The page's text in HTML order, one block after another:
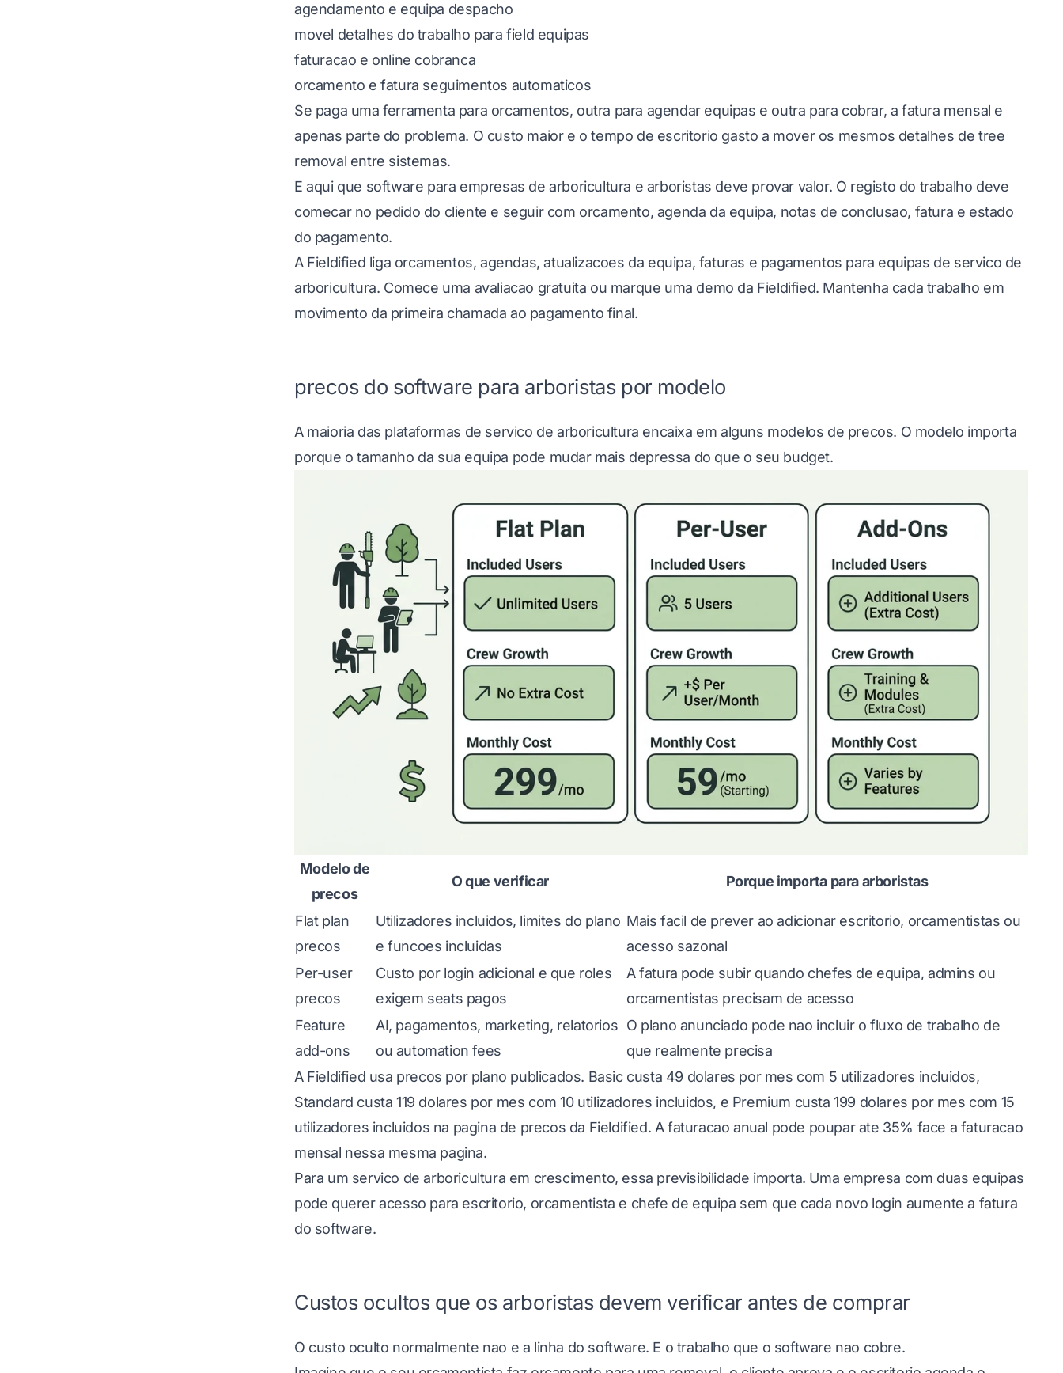
agendamento e equipa despacho
movel detalhes do trabalho para field equipas
faturacao e online cobranca
orcamento e fatura seguimentos automaticos
Se paga uma ferramenta para orcamentos, outra para agendar equipas e outra para cobrar, a fatura mensal e
apenas parte do problema. O custo maior e o tempo de escritorio gasto a mover os mesmos detalhes de tree
removal entre sistemas.
E aqui que software para empresas de arboricultura e arboristas deve provar valor. O registo do trabalho deve
comecar no pedido do cliente e seguir com orcamento, agenda da equipa, notas de conclusao, fatura e estado
do pagamento.
A Fieldified liga orcamentos, agendas, atualizacoes da equipa, faturas e pagamentos para equipas de servico de
arboricultura. Comece uma avaliacao gratuita ou marque uma demo da Fieldified. Mantenha cada trabalho em
movimento da primeira chamada ao pagamento final.
precos do software para arboristas por modelo
A maioria das plataformas de servico de arboricultura encaixa em alguns modelos de precos. O modelo importa
porque o tamanho da sua equipa pode mudar mais depressa do que o seu budget.
Modelo de
precos
O que verificar Porque importa para arboristas
Flat plan
precos
Utilizadores incluidos, limites do plano
e funcoes incluidas
Mais facil de prever ao adicionar escritorio, orcamentistas ou
acesso sazonal
Per-user
precos
Custo por login adicional e que roles
exigem seats pagos
A fatura pode subir quando chefes de equipa, admins ou
orcamentistas precisam de acesso
Feature
add-ons
AI, pagamentos, marketing, relatorios
ou automation fees
O plano anunciado pode nao incluir o fluxo de trabalho de
que realmente precisa
A Fieldified usa precos por plano publicados. Basic custa 49 dolares por mes com 5 utilizadores incluidos,
Standard custa 119 dolares por mes com 10 utilizadores incluidos, e Premium custa 199 dolares por mes com 15
utilizadores incluidos na pagina de precos da Fieldified. A faturacao anual pode poupar ate 35% face a faturacao
mensal nessa mesma pagina.
Para um servico de arboricultura em crescimento, essa previsibilidade importa. Uma empresa com duas equipas
pode querer acesso para escritorio, orcamentista e chefe de equipa sem que cada novo login aumente a fatura
do software.
Custos ocultos que os arboristas devem verificar antes de comprar
O custo oculto normalmente nao e a linha do software. E o trabalho que o software nao cobre.